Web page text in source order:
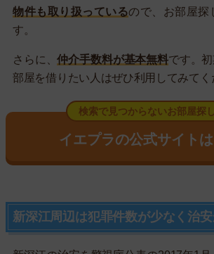
物件も取り扱っているので、お部屋探
す。
さらに、仲介手数料が基本無料です。
部屋を借りたい人はぜひ利用してみてく
検索で見つからないお部屋探
イエプラの公式サイト
新深江周辺は犯罪件数が少なく治